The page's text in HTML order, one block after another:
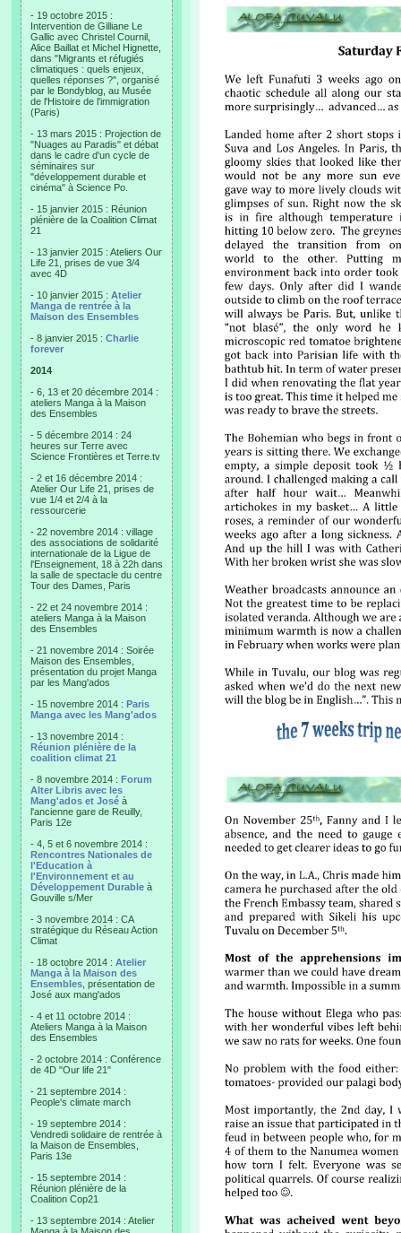
- 19 octobre 2015 :
Intervention de Gilliane Le
Gallic avec Christel Cournil,
Alice Baillat et Michel Hignette,
dans "Migrants et réfugiés
climatiques : quels enjeux,
quelles réponses ?", organisé
par le Bondyblog, au Musée
de l'Histoire de l'immigration
(Paris)
- 13 mars 2015 : Projection de
"Nuages au Paradis" et débat
dans le cadre d'un cycle de
séminaires sur
"développement durable et
cinéma" à Science Po.
- 15 janvier 2015 : Réunion
plénière de la Coalition Climat
21
- 13 janvier 2015 : Ateliers Our
Life 21, prises de vue 3/4
avec 4D
- 10 janvier 2015 : Atelier
Manga de rentrée à la
Maison des Ensembles
- 8 janvier 2015 : Charlie
forever
2014
- 6, 13 et 20 décembre 2014 :
ateliers Manga à la Maison
des Ensembles
- 5 décembre 2014 : 24
heures sur Terre avec
Science Frontières et Terre.tv
- 2 et 16 décembre 2014 :
Atelier Our Life 21, prises de
vue 1/4 et 2/4 à la
ressourcerie
- 22 novembre 2014 : village
des associations de solidarité
internationale de la Ligue de
l'Enseignement, 18 à 22h dans
la salle de spectacle du centre
Tour des Dames, Paris
- 22 et 24 novembre 2014 :
ateliers Manga à la Maison
des Ensembles
- 21 novembre 2014 : Soirée
Maison des Ensembles,
présentation du projet Manga
par les Mang'ados
- 15 novembre 2014 : Paris
Manga avec les Mang'ados
- 13 novembre 2014 :
Réunion plénière de la
coalition climat 21
- 8 novembre 2014 : Forum
Alter Libris avec les
Mang'ados et José à
l'ancienne gare de Reuilly,
Paris 12e
- 4, 5 et 6 novembre 2014 :
Rencontres Nationales de
l'Education à
l'Environnement et au
Développement Durable à
Gouville s/Mer
- 3 novembre 2014 : CA
stratégique du Réseau Action
Climat
- 18 octobre 2014 : Atelier
Manga à la Maison des
Ensembles , présentation de
José aux mang'ados
- 4 et 11 octobre 2014 :
Ateliers Manga à la Maison
des Ensembles
- 2 octobre 2014 : Conférence
de 4D "Our life 21"
- 21 septembre 2014 :
People's climate march
- 19 septembre 2014 :
Vendredi solidaire de rentrée à
la Maison de Ensembles,
Paris 13e
- 15 septembre 2014 :
Réunion plénière de la
Coalition Cop21
- 13 septembre 2014 : Atelier